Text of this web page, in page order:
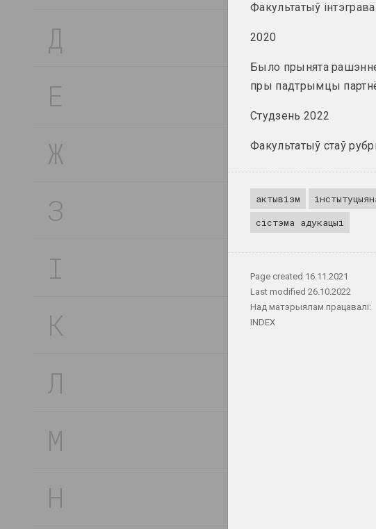
Д
Е
Ж
З
І
К
Л
М
Н
Факультатыў
2020
Было прынята рашэнне
пры падтрымцы
Студзень 2022
Факультатыў стаў
актывізм
сістэма адукацыі
Page created 16.11.2021
Last modified 26.10.2022
Над матэрыялам працавалі:
INDEX